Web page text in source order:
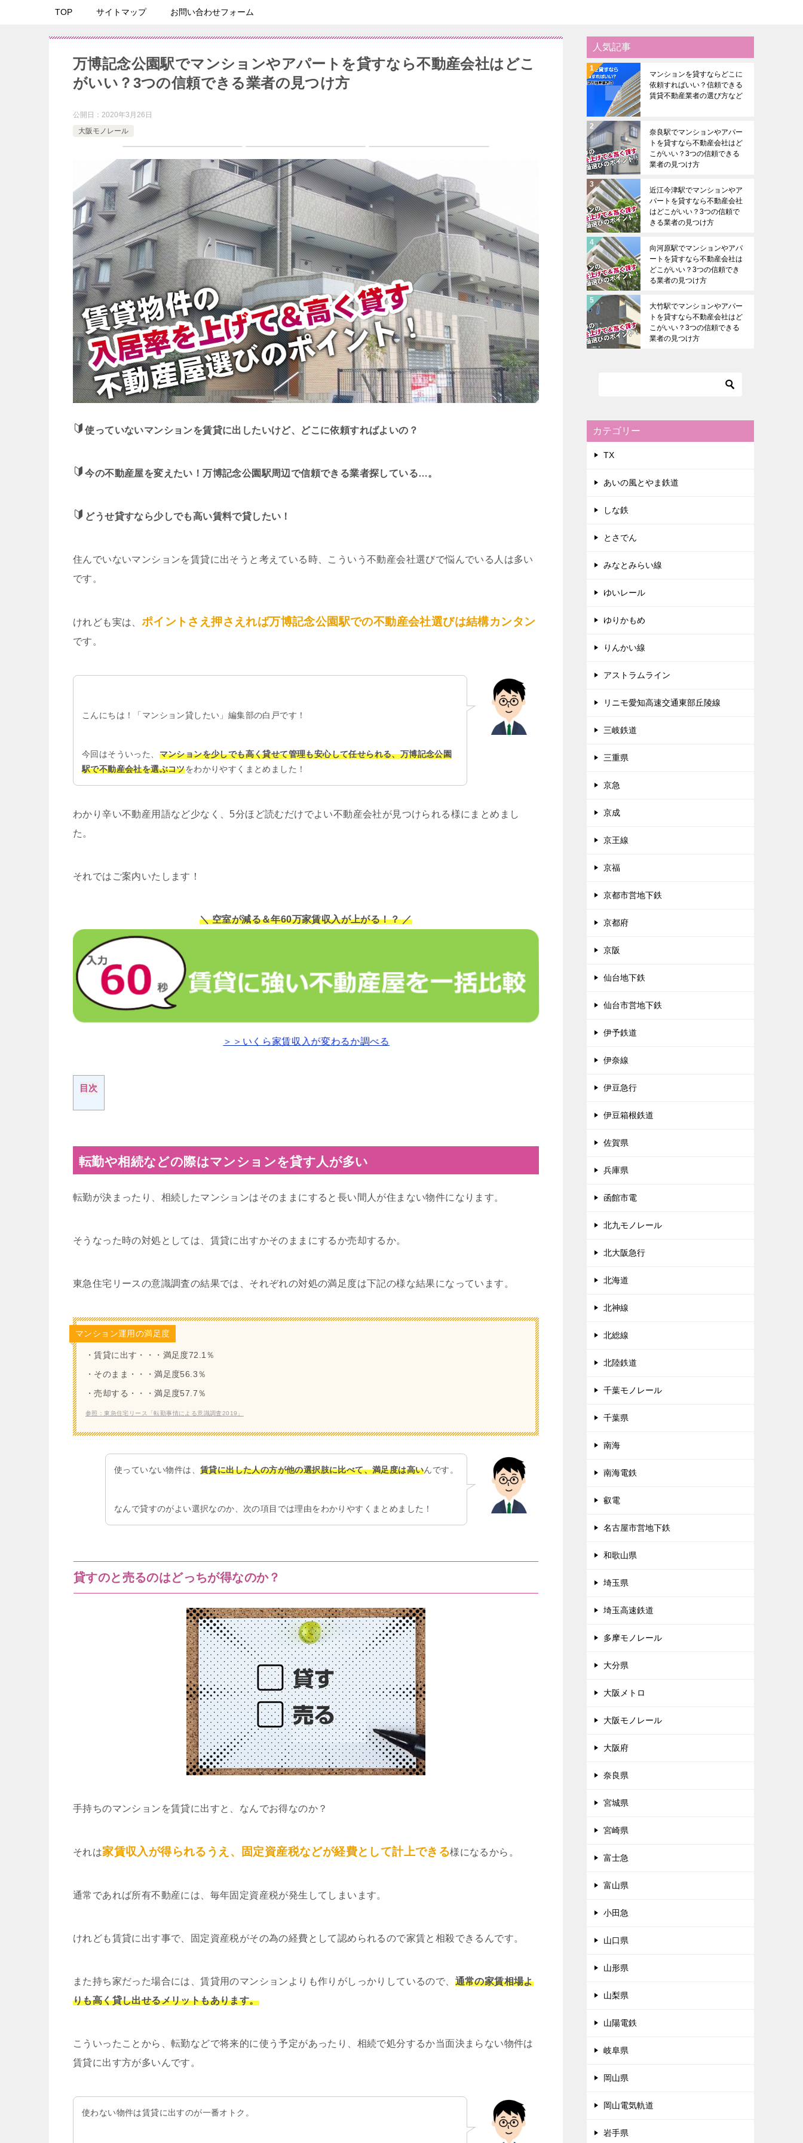
TOP サイトマップ お問い合わせフォーム
万博記念公園駅でマンションやアパートを貸すなら不動産会社はどこ
がいい？3つの信頼できる業者の見つけ方
公開日： 2020年3月26日
大阪モノレール
使っていないマンションを賃貸に出したいけど、どこに依頼すればよいの？
今の不動産屋を変えたい！万博記念公園駅周辺で信頼できる業者探している…。
どうせ貸すなら少しでも高い賃料で貸したい！
住んでいないマンションを賃貸に出そうと考えている時、こういう不動産会社選びで悩んでいる人は多い
です。
けれども実は、 ポイントさえ押さえれば万博記念公園駅での不動産会社選びは結構カンタン
です。
こんにちは！「マンション貸したい」編集部の白戸です！
今回はそういった、 マンションを少しでも高く貸せて管理も安心して任せられる、万博記念公園
駅で不動産会社を選ぶコツをわかりやすくまとめました！
わかり辛い不動産用語など少なく、5分ほど読むだけでよい不動産会社が見つけられる様にまとめまし
た。
それではご案内いたします！
＼ 空室が減る＆年60万家賃収入が上がる！？ ／
＞＞いくら家賃収入が変わるか調べる
目次
転勤や相続などの際はマンションを貸す人が多い
転勤が決まったり、相続したマンションはそのままにすると長い間人が住まない物件になります。
そうなった時の対処としては、賃貸に出すかそのままにするか売却するか。
東急住宅リースの意識調査の結果では、それぞれの対処の満足度は下記の様な結果になっています。
マンション運用の満足度
・賃貸に出す・・・満足度72.1％
・そのまま・・・満足度56.3％
・売却する・・・満足度57.7％
参照：東急住宅リース「転勤事情による意識調査2019」
使っていない物件は、 賃貸に出した人の方が他の選択肢に比べて、満足度は高いんです。
なんで貸すのがよい選択なのか、次の項目では理由をわかりやすくまとめました！
貸すのと売るのはどっちが得なのか？
手持ちのマンションを賃貸に出すと、なんでお得なのか？
それは家賃収入が得られるうえ、固定資産税などが経費として計上できる様になるから。
通常であれば所有不動産には、毎年固定資産税が発生してしまいます。
けれども賃貸に出す事で、固定資産税がその為の経費として認められるので家賃と相殺できるんです。
また持ち家だった場合には、賃貸用のマンションよりも作りがしっかりしているので、 通常の家賃相場よ
りも高く貸し出せるメリットもあります。
こういったことから、転勤などで将来的に使う予定があったり、相続で処分するか当面決まらない物件は
賃貸に出す方が多いんです。
使わない物件は賃貸に出すのが一番オトク。
人気記事
マンションを貸すならどこに
依頼すればいい？信頼できる
賃貸不動産業者の選び方など
奈良駅でマンションやアパー
トを貸すなら不動産会社はど
こがいい？3つの信頼できる
業者の見つけ方
近江今津駅でマンションやア
パートを貸すなら不動産会社
はどこがいい？3つの信頼で
きる業者の見つけ方
向河原駅でマンションやアパ
ートを貸すなら不動産会社は
どこがいい？3つの信頼でき
る業者の見つけ方
大竹駅でマンションやアパー
トを貸すなら不動産会社はど
こがいい？3つの信頼できる
業者の見つけ方
カテゴリー
TX
あいの風とやま鉄道
しな鉄
とさでん
みなとみらい線
ゆいレール
ゆりかもめ
りんかい線
アストラムライン
リニモ愛知高速交通東部丘陵線
三岐鉄道
三重県
京急
京成
京王線
京福
京都市営地下鉄
京都府
京阪
仙台地下鉄
仙台市営地下鉄
伊予鉄道
伊奈線
伊豆急行
伊豆箱根鉄道
佐賀県
兵庫県
函館市電
北九モノレール
北大阪急行
北海道
北神線
北総線
北陸鉄道
千葉モノレール
千葉県
南海
南海電鉄
叡電
名古屋市営地下鉄
和歌山県
埼玉県
埼玉高速鉄道
多摩モノレール
大分県
大阪メトロ
大阪モノレール
大阪府
奈良県
宮城県
宮崎県
富士急
富山県
小田急
山口県
山形県
山梨県
山陽電鉄
岐阜県
岡山県
岡山電気軌道
岩手県